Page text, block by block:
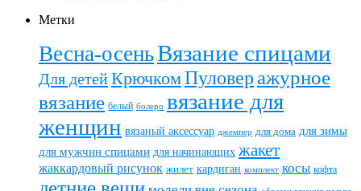
Метки
Весна-осеньВязание спицами
Для детейКрючкомПуловер ажурное
вязание белый болеро вязание для
женщин вязаный аксессуар джемпер для дома для зимы
для мужчин спицами для начинающих жакет
жаккардовый рисунок жилет кардиган комплект косы кофта